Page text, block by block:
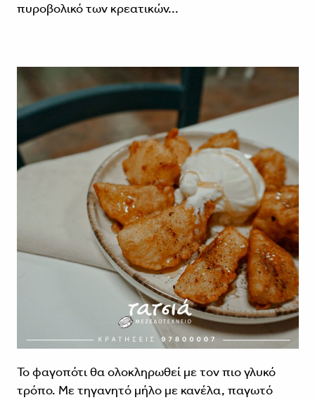
πυροβολικό των κρεατικών...
Το φαγοπότι θα ολοκληρωθεί με τον πιο γλυκό
τρόπο. Με τηγανητό μήλο με κανέλα, παγωτό